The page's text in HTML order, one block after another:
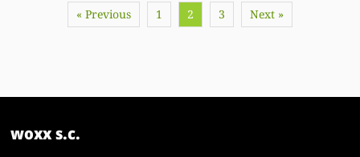
« Previous 1 2 3 Next »
woxx s.c.